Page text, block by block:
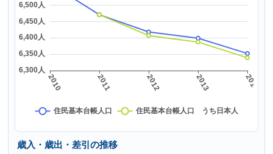
歳入・歳出・差引の推移